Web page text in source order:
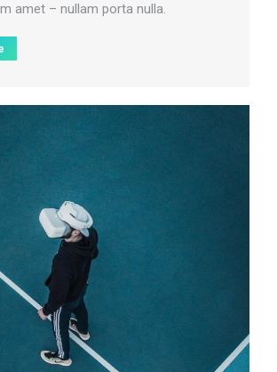
amet – nullam porta nulla.